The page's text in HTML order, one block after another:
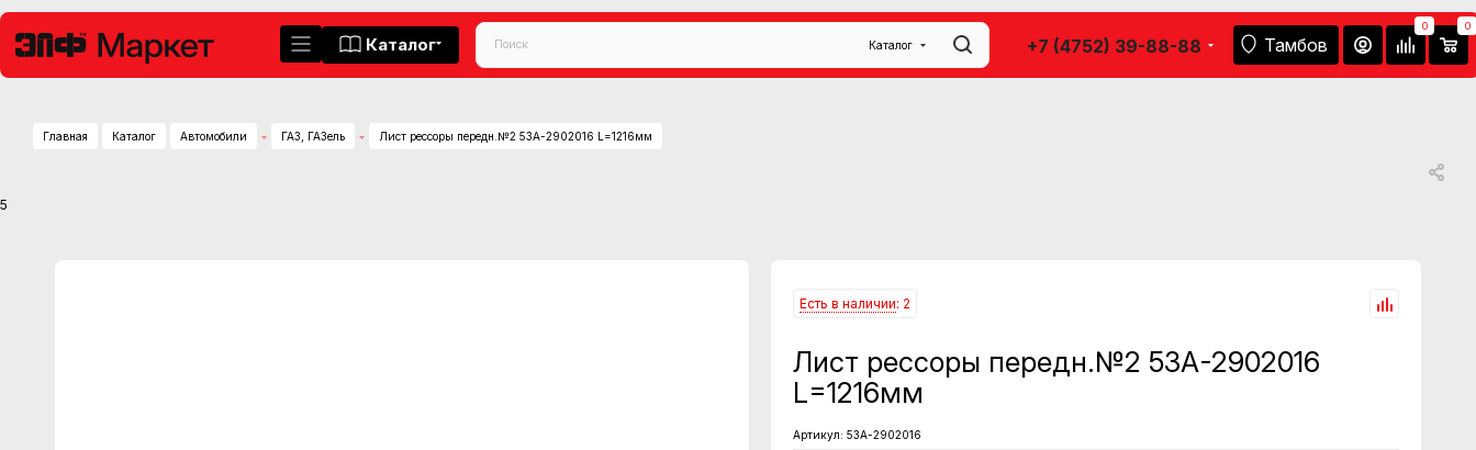
Каталог Каталог +7 (4752) 39-88-88 Тамбов
0 0
Главная Каталог Автомобили ГАЗ, ГАЗель Лист рессоры передн.№2 53А-2902016 L=1216мм
5
Есть в наличии: 2
Лист рессоры передн.№2 53А-2902016
L=1216мм
Артикул: 53А-2902016